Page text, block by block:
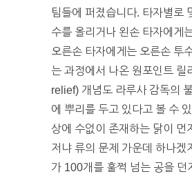
팀들에 퍼졌습니다. 타자별로
수를 올리거나 왼손 타자에게
오른손 타자에게는 오른손 투
는 과정에서 나온 원포인트
relief) 개념도 라루사 감독의
에 뿌리를 두고 있다고 볼 수
상에 수없이 존재하는 닭이 먼
저냐 류의 문제 가운데 하나겠
가 100개를 훌쩍 넘는 공을 던